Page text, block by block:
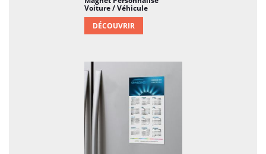
Voiture / Véhicule
DÉCOUVRIR